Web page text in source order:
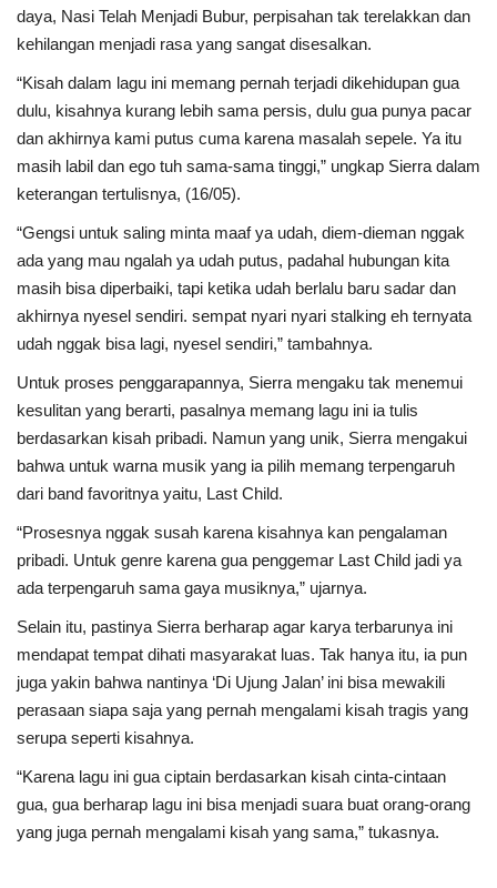
daya, Nasi Telah Menjadi Bubur, perpisahan tak terelakkan dan
kehilangan menjadi rasa yang sangat disesalkan.
“Kisah dalam lagu ini memang pernah terjadi dikehidupan gua
dulu, kisahnya kurang lebih sama persis, dulu gua punya pacar
dan akhirnya kami putus cuma karena masalah sepele. Ya itu
masih labil dan ego tuh sama-sama tinggi,” ungkap Sierra dalam
keterangan tertulisnya, (16/05).
“Gengsi untuk saling minta maaf ya udah, diem-dieman nggak
ada yang mau ngalah ya udah putus, padahal hubungan kita
masih bisa diperbaiki, tapi ketika udah berlalu baru sadar dan
akhirnya nyesel sendiri. sempat nyari nyari stalking eh ternyata
udah nggak bisa lagi, nyesel sendiri,” tambahnya.
Untuk proses penggarapannya, Sierra mengaku tak menemui
kesulitan yang berarti, pasalnya memang lagu ini ia tulis
berdasarkan kisah pribadi. Namun yang unik, Sierra mengakui
bahwa untuk warna musik yang ia pilih memang terpengaruh
dari band favoritnya yaitu, Last Child.
“Prosesnya nggak susah karena kisahnya kan pengalaman
pribadi. Untuk genre karena gua penggemar Last Child jadi ya
ada terpengaruh sama gaya musiknya,” ujarnya.
Selain itu, pastinya Sierra berharap agar karya terbarunya ini
mendapat tempat dihati masyarakat luas. Tak hanya itu, ia pun
juga yakin bahwa nantinya ‘Di Ujung Jalan’ ini bisa mewakili
perasaan siapa saja yang pernah mengalami kisah tragis yang
serupa seperti kisahnya.
“Karena lagu ini gua ciptain berdasarkan kisah cinta-cintaan
gua, gua berharap lagu ini bisa menjadi suara buat orang-orang
yang juga pernah mengalami kisah yang sama,” tukasnya.